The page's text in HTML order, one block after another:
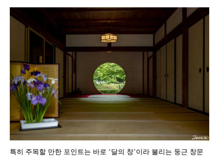
특히 주목할 만한 포인트는 바로 ‘달의 창’이라 불리는 둥근 창문